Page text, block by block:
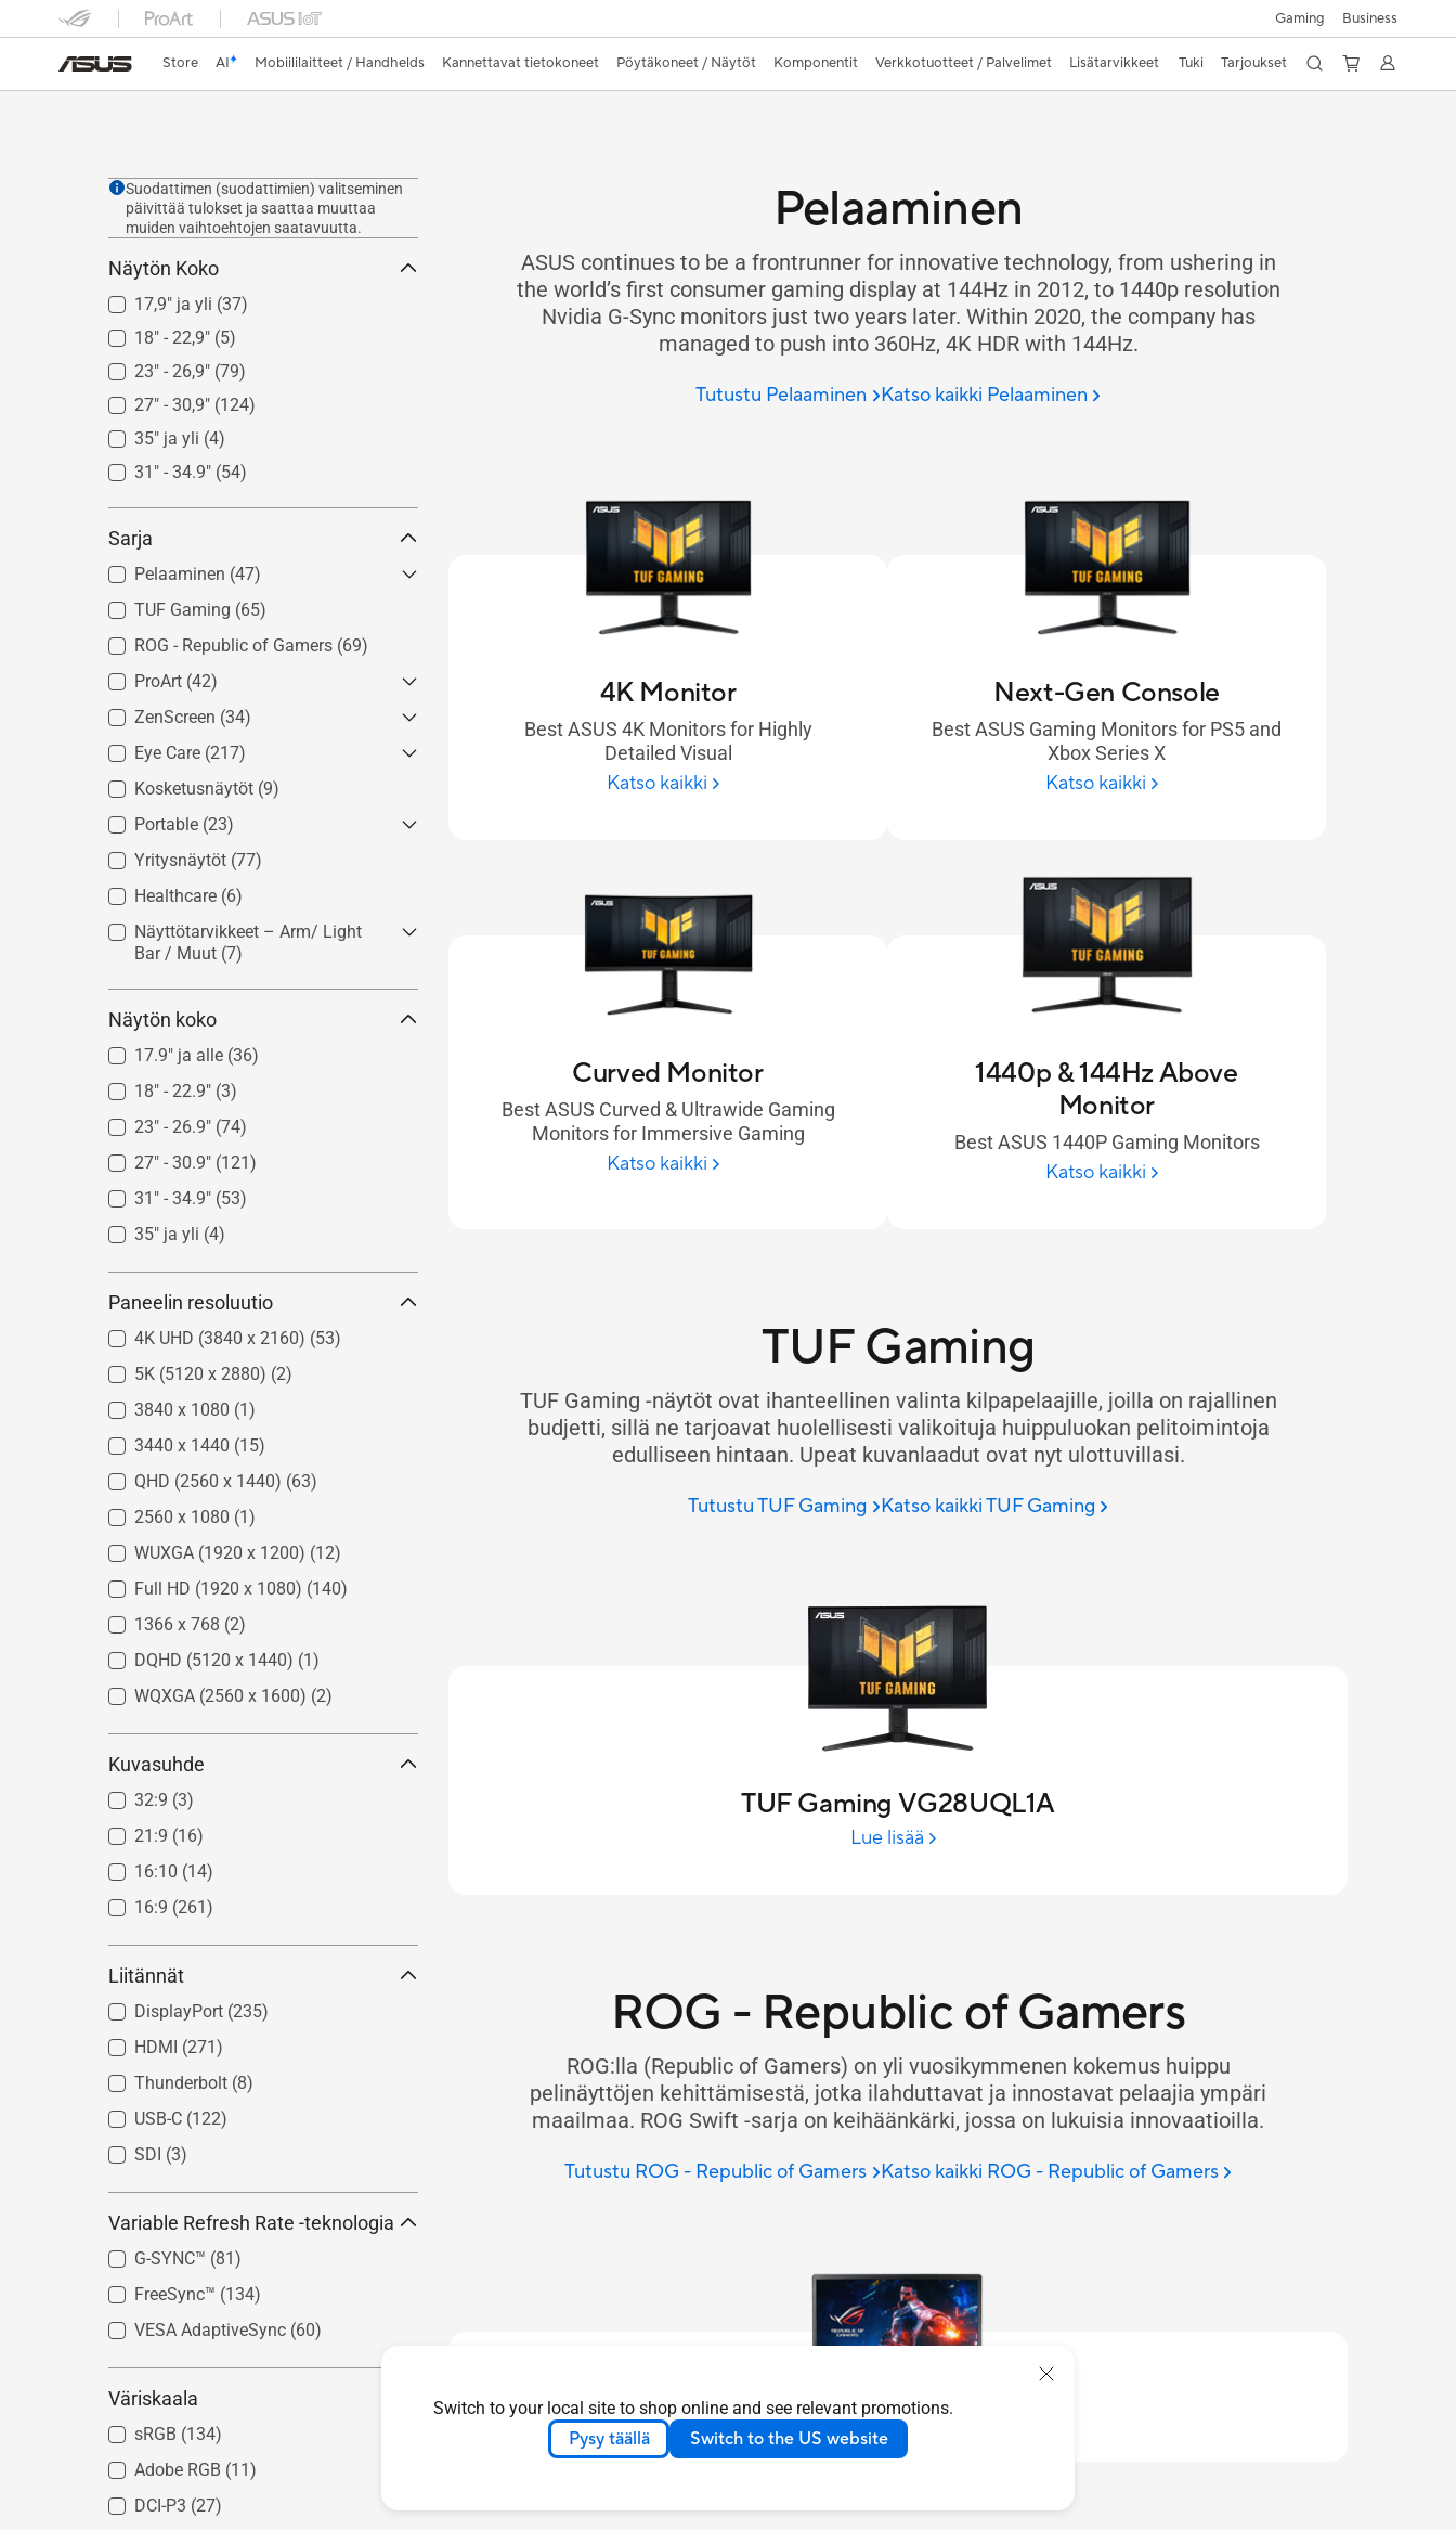
Switch to your local site to shop online and see relevant promotions.
Pysy täällä Switch to the US website
Gaming Business
Store AI Mobiililaitteet / Handhelds Kannettavat tietokoneet Pöytäkoneet / Näytöt Komponentit Verkkotuotteet / Palvelimet Lisätarvikkeet Tuki Tarjoukset
Suodattimen (suodattimien) valitseminen
päivittää tulokset ja saattaa muuttaa
muiden vaihtoehtojen saatavuutta.
Näytön Koko
17,9" ja yli (37)
18" - 22,9" (5)
23" - 26,9" (79)
27" - 30,9" (124)
35" ja yli (4)
31" - 34.9" (54)
Sarja
Pelaaminen (47)
4K Monitor(4)
Next-Gen Console(2)
Curved Monitor
1440p & 144Hz Above Monitor
TUF Gaming (65)
ROG - Republic of Gamers (69)
ProArt (42)
Photography
Filmmaking & Video Editing
Animation & Game Design
Graphics & Art
Architecture & Engineering
Product Design &
Manufacturing
ZenScreen (34)
Kannettaville tietokoneille
Puhelimille(15)
Konsoleille
Yksi näyttö kaikille
Eye Care (217)
Paras pelaamiseen
Paras luomiseen
Paras tuottavuuteen
Kosketusnäytöt (9)
Portable (23)
ROG - Republic of Gamers
ProArt(3)
Yritysnäytöt (77)
Healthcare (6)
Näyttötarvikkeet – Arm/ Light
Bar / Muut (7)
ROG - Republic of Gamers(5)
ASUS(2)
Näytön koko
17.9" ja alle (36)
18" - 22.9" (3)
23" - 26.9" (74)
27" - 30.9" (121)
31" - 34.9" (53)
35" ja yli (4)
Paneelin resoluutio
4K UHD (3840 x 2160) (53)
5K (5120 x 2880) (2)
3840 x 1080 (1)
3440 x 1440 (15)
QHD (2560 x 1440) (63)
2560 x 1080 (1)
WUXGA (1920 x 1200) (12)
Full HD (1920 x 1080) (140)
1366 x 768 (2)
DQHD (5120 x 1440) (1)
WQXGA (2560 x 1600) (2)
Kuvasuhde
32:9 (3)
21:9 (16)
16:10 (14)
16:9 (261)
Liitännät
DisplayPort (235)
HDMI (271)
Thunderbolt (8)
USB-C (122)
SDI (3)
Variable Refresh Rate -teknologia
G-SYNC™ (81)
FreeSync™ (134)
VESA AdaptiveSync (60)
Väriskaala
sRGB (134)
Adobe RGB (11)
DCI-P3 (27)
Pelaaminen
ASUS continues to be a frontrunner for innovative technology, from ushering in
the world’s first consumer gaming display at 144Hz in 2012, to 1440p resolution
Nvidia G-Sync monitors just two years later. Within 2020, the company has
managed to push into 360Hz, 4K HDR with 144Hz.
Tutustu Pelaaminen Katso kaikki Pelaaminen
4K Monitor
Best ASUS 4K Monitors for Highly
Detailed Visual
Katso kaikki
Next-Gen Console
Best ASUS Gaming Monitors for PS5 and
Xbox Series X
Katso kaikki
Curved Monitor
Best ASUS Curved & Ultrawide Gaming
Monitors for Immersive Gaming
Katso kaikki
1440p & 144Hz Above
Monitor
Best ASUS 1440P Gaming Monitors
Katso kaikki
TUF Gaming
TUF Gaming -näytöt ovat ihanteellinen valinta kilpapelaajille, joilla on rajallinen
budjetti, sillä ne tarjoavat huolellisesti valikoituja huippuluokan pelitoimintoja
edulliseen hintaan. Upeat kuvanlaadut ovat nyt ulottuvillasi.
Tutustu TUF Gaming Katso kaikki TUF Gaming
TUF Gaming VG28UQL1A
Lue lisää
ROG - Republic of Gamers
ROG:lla (Republic of Gamers) on yli vuosikymmenen kokemus huippu
pelinäyttöjen kehittämisestä, jotka ilahduttavat ja innostavat pelaajia ympäri
maailmaa. ROG Swift -sarja on keihäänkärki, jossa on lukuisia innovaatioilla.
Tutustu ROG - Republic of Gamers Katso kaikki ROG - Republic of Gamers